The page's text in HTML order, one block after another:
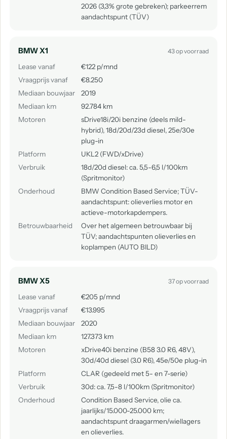
2026 (3,3% grote gebreken); parkeerrem
aandachtspunt (TÜV)
BMW X1 43 op voorraad
Lease vanaf
€122 p/mnd
Vraagprijs vanaf
€8.250
Mediaan bouwjaar
2019
Mediaan km
92.784 km
Motoren
sDrive18i/20i benzine (deels mild-
hybrid), 18d/20d/23d diesel, 25e/30e
plug-in
Platform
UKL2 (FWD/xDrive)
Verbruik
18d/20d diesel: ca. 5,5-6,5 l/100km
(Spritmonitor)
Onderhoud
BMW Condition Based Service; TÜV-
aandachtspunt: olieverlies motor en
actieve-motorkapdempers.
Betrouwbaarheid
Over het algemeen betrouwbaar bij
TÜV; aandachtspunten olieverlies en
koplampen (AUTO BILD)
BMW X5 37 op voorraad
Lease vanaf
€205 p/mnd
Vraagprijs vanaf
€13.995
Mediaan bouwjaar
2020
Mediaan km
127.373 km
Motoren
xDrive40i benzine (B58 3.0 R6, 48V),
30d/40d diesel (3.0 R6), 45e/50e plug-in
Platform
CLAR (gedeeld met 5- en 7-serie)
Verbruik
30d: ca. 7,5-8 l/100km (Spritmonitor)
Onderhoud
Condition Based Service, olie ca.
jaarlijks/15.000-25.000 km;
aandachtspunt draagarmen/wiellagers
en olieverlies.